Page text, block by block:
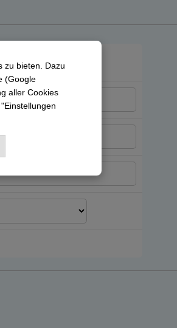
zu bieten. Dazu
(Google
aller Cookies